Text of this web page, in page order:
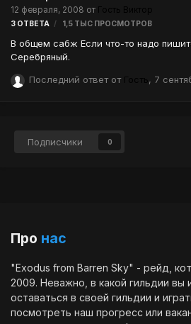
12 февраля, 2008 от
3 ОТВЕТА 1,5 ТЫС ПРОСМОТРОВ
В общем сабж Если что-то надо пишите на почту или в приват
Серебряный.
Последний ответ от , 7
Подписчики 0
Про нас
"Exodus from Barren Sky" - рейд,
2009. Неважно, в какой гильдии вы
оставаться в своей гильдии и
посмотреть наш прогресс или